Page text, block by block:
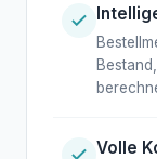
Volle